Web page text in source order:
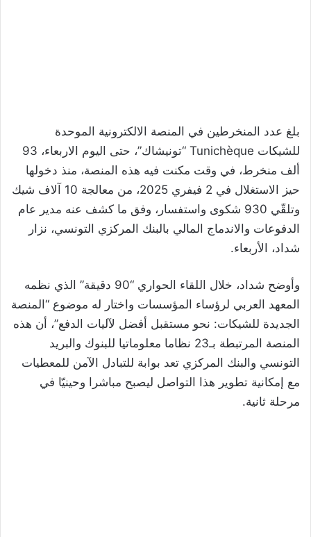
بلغ عدد المنخرطين في المنصة الالكترونية الموحدة
للشيكات Tunichèque “تونيشاك”، حتى اليوم الاربعاء، 93
ألف منخرط، في وقت مكنت فيه هذه المنصة، منذ دخولها
حيز الاستغلال في 2 فيفري 2025، من معالجة 10 آلاف شيك
وتلقّي 930 شكوى واستفسار، وفق ما كشف عنه مدير عام
الدفوعات والاندماج المالي بالبنك المركزي التونسي، نزار
شداد، الأربعاء.
وأوضح شداد، خلال اللقاء الحواري “90 دقيقة” الذي نظمه
المعهد العربي لرؤساء المؤسسات واختار له موضوع “المنصة
الجديدة للشيكات: نحو مستقبل أفضل لآليات الدفع”، أن هذه
المنصة المرتبطة بـ23 نظاما معلوماتيا للبنوك والبريد
التونسي والبنك المركزي تعد بوابة للتبادل الآمن للمعطيات
مع إمكانية تطوير هذا التواصل ليصبح مباشرا وحينيّا في
مرحلة ثانية.